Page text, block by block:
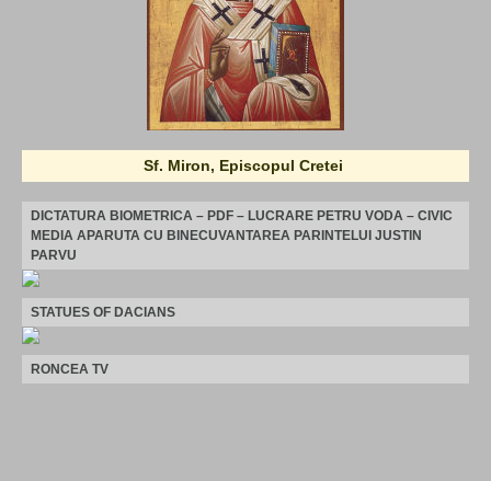
Sf. Miron, Episcopul Cretei
DICTATURA BIOMETRICA – PDF – LUCRARE PETRU VODA – CIVIC
MEDIA APARUTA CU BINECUVANTAREA PARINTELUI JUSTIN
PARVU
STATUES OF DACIANS
RONCEA TV